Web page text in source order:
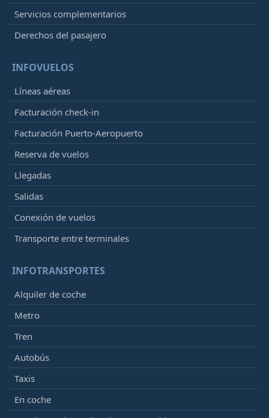
Servicios complementarios
Derechos del pasajero
INFOVUELOS
Líneas aéreas
Facturación check-in
Facturación Puerto-Aeropuerto
Reserva de vuelos
Llegadas
Salidas
Conexión de vuelos
Transporte entre terminales
INFOTRANSPORTES
Alquiler de coche
Metro
Tren
Autobús
Taxis
En coche